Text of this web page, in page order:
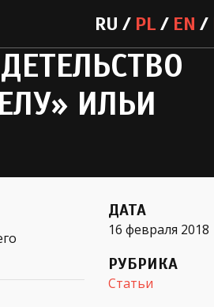
RU PL EN
ИЛЬИ
ДАТА
16 февраля 2018
РУБРИКА
Статьи